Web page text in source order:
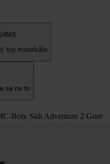
typ motorkáře
se na to
Boty Sidi Adventure 2 Gore